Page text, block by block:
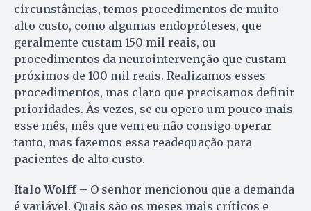
circunstâncias, temos procedimentos de muito
alto custo, como algumas endopróteses, que
geralmente custam 150 mil reais, ou
procedimentos da neurointervenção que custam
próximos de 100 mil reais. Realizamos esses
procedimentos, mas claro que precisamos definir
prioridades. Às vezes, se eu opero um pouco mais
esse mês, mês que vem eu não consigo operar
tanto, mas fazemos essa readequação para
pacientes de alto custo.
Italo Wolff – O senhor mencionou que a demanda
é variável. Quais são os meses mais críticos e